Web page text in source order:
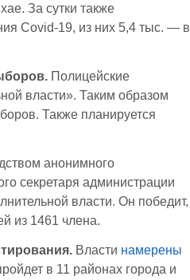
За сутки также
Covid-19, из них 5,4 тыс. — в
Полицейские
власти». Таким образом
Также планируется
анонимного
секретаря администрации
власти. Он победит,
из 1461 члена.
Власти намерены
в 11 районах города и